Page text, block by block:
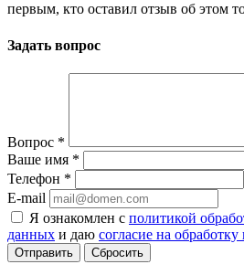
первым, кто оставил отзыв об этом
Задать вопрос
Вопрос *
Ваше имя *
Телефон *
E-mail
Я ознакомлен с политикой
данных и даю согласие на
Сбросить